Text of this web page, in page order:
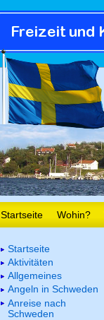
Startseite Wohin?
Startseite
Aktivitäten
Allgemeines
Angeln in Schweden
Anreise nach
Schweden